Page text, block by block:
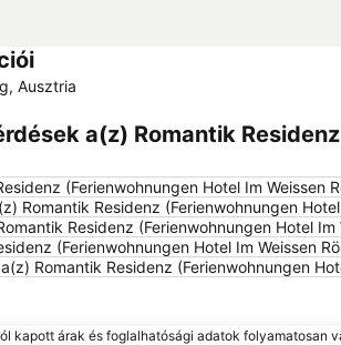
Ausztria
a(z) Romantik
(Ferienwohnungen Hotel Im Weissen
Romantik Residenz (Ferienwohnungen
Residenz (Ferienwohnungen Hotel
(Ferienwohnungen Hotel Im Weissen
Romantik Residenz (Ferienwohnungen
kapott árak és foglalhatósági adatok folyamatosan